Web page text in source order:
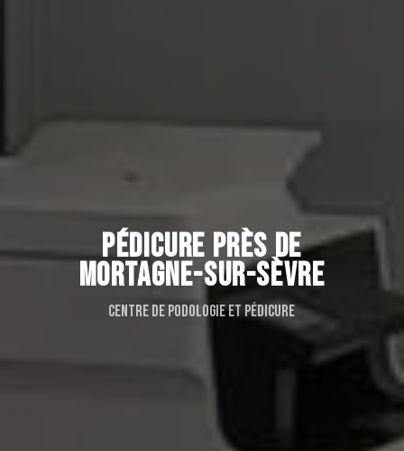
PÉDICURE PRÈS DE
MORTAGNE-SUR-SÈVRE
Centre de podologie et pédicure